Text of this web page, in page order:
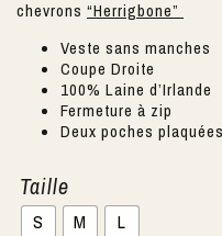
chevrons “Herrigbone”
Veste sans manches
Coupe Droite
100% Laine d’Irlande
Fermeture à zip
Deux poches
Taille
S M L